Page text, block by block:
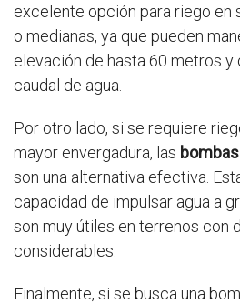
excelente opción para riego en
o medianas, ya que pueden
elevación de hasta 60 metros y
caudal de agua.
Por otro lado, si se requiere
mayor envergadura, las
son una alternativa efectiva.
capacidad de impulsar agua a
son muy útiles en terrenos con
considerables.
Finalmente, si se busca una